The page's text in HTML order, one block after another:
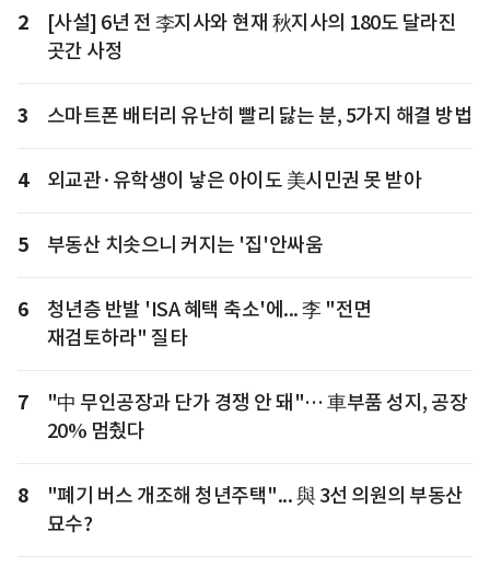
2
[사설] 6년 전 李지사와 현재 秋지사의 180도 달라진
곳간 사정
3 스마트폰 배터리 유난히 빨리 닳는 분, 5가지 해결 방법
4 외교관·유학생이 낳은 아이도 美시민권 못 받아
5 부동산 치솟으니 커지는 '집'안싸움
6
청년층 반발 'ISA 혜택 축소'에... 李 "전면
재검토하라" 질타
7
"中 무인공장과 단가 경쟁 안 돼"… 車부품 성지, 공장
20% 멈췄다
8
"폐기 버스 개조해 청년주택"... 與 3선 의원의 부동산
묘수?